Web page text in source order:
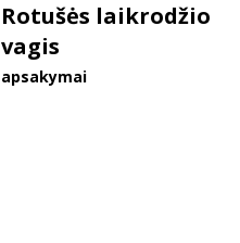
Rotušės laikrodžio
vagis
apsakymai